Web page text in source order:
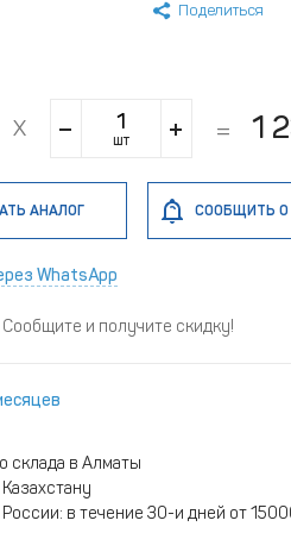
Поделиться
шт 1
АНАЛОГ СООБЩИТЬ О
WhatsApp
и получите скидку!
склада в Алматы
России: в течение 30-и дней от